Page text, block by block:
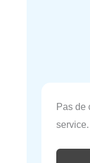
Pas de
service.